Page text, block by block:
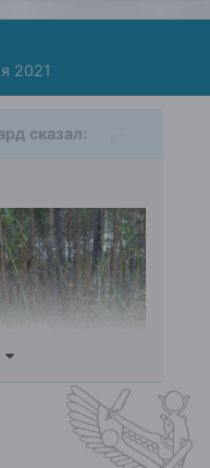
2021
сказал: